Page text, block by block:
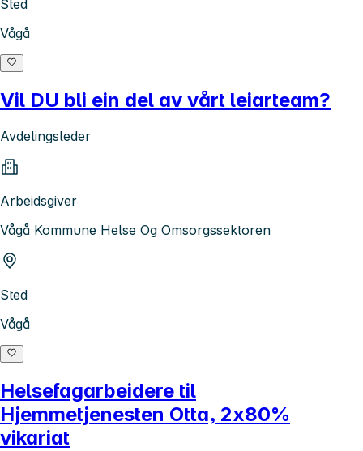
Sted
Vågå
Vil DU bli ein del av vårt leiarteam?
Avdelingsleder
Arbeidsgiver
Vågå Kommune Helse Og Omsorgssektoren
Sted
Vågå
Helsefagarbeidere til
Hjemmetjenesten Otta, 2x80%
vikariat